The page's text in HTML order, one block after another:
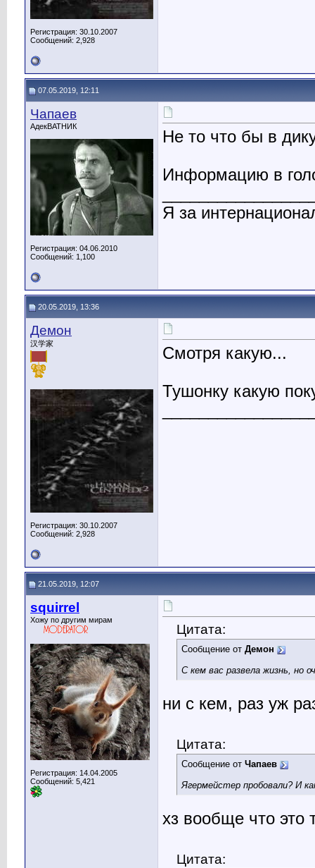
Регистрация: 30.10.2007
Сообщений: 2,928
07.05.2019, 12:11
Чапаев
АдекВАТНИК
Регистрация: 04.06.2010
Сообщений: 1,100
Не то что бы в
Информацию в
Я за
20.05.2019, 13:36
Демон
汉学家
Регистрация: 30.10.2007
Сообщений: 2,928
Смотря какую...
Тушонку какую
21.05.2019, 12:07
squirrel
Хожу по другим мирам
Регистрация: 14.04.2005
Сообщений: 5,421
Цитата:
Сообщение от Демон
С кем вас развела жизнь, но
ни с кем, раз уж
Цитата:
Сообщение от Чапаев
Ягермейстер пробовали? И
хз вообще что это
Цитата: